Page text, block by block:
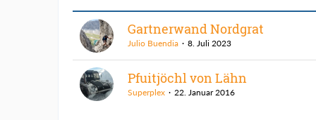
Gartnerwand Nordgrat
Julio Buendia 8. Juli 2023
Pfuitjöchl von Lähn
Superplex 22. Januar 2016